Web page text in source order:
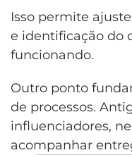
Isso permite
e identificação do
funcionando.
Outro ponto
de processos.
influenciadores,
acompanhar